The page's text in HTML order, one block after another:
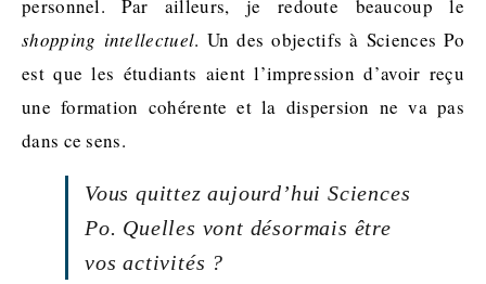
personnel. Par ailleurs, je redoute beaucoup le
shopping intellectuel. Un des objectifs à Sciences Po
est que les étudiants aient l’impression d’avoir reçu
une formation cohérente et la dispersion ne va pas
dans ce sens.
Vous quittez aujourd’hui Sciences
Po. Quelles vont désormais être
vos activités ?